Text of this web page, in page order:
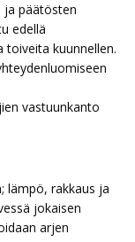
ja päätösten
edellä​
kuunnellen.
vastuunkanto
lämpö, rakkaus ja
jokaisen
arjen